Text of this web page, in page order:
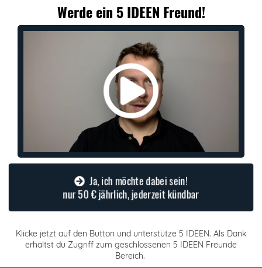
Werde ein 5 IDEEN Freund!
Ja, ich möchte dabei sein!
nur 50 € jährlich, jederzeit kündbar
Klicke jetzt auf den Button und unterstütze 5 IDEEN. Als Dank
erhältst du Zugriff zum geschlossenen 5 IDEEN Freunde
Bereich.